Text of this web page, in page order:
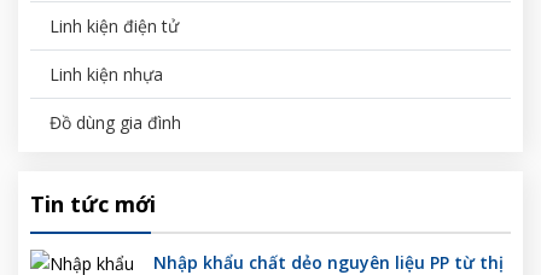
Linh kiện điện tử
Linh kiện nhựa
Đồ dùng gia đình
Tin tức mới
​Nhập khẩu chất dẻo nguyên liệu PP từ thị